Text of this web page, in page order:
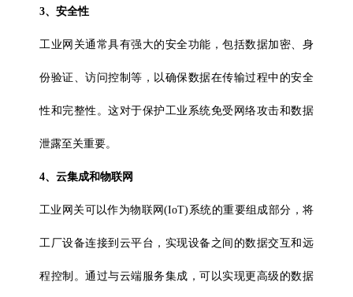
3、安全性
工业网关通常具有强大的安全功能，包括数据加密、身
份验证、访问控制等，以确保数据在传输过程中的安全
性和完整性。这对于保护工业系统免受网络攻击和数据
泄露至关重要。
4、云集成和物联网
工业网关可以作为物联网(IoT)系统的重要组成部分，将
工厂设备连接到云平台，实现设备之间的数据交互和远
程控制。通过与云端服务集成，可以实现更高级的数据